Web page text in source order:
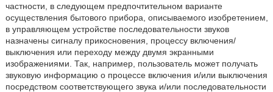
частности, в следующем предпочтительном варианте
осуществления бытового прибора, описываемого изобретением,
в управляющем устройстве последовательности звуков
назначены сигналу прикосновения, процессу включения/
выключения или переходу между двумя экранными
изображениями. Так, например, пользователь может получать
звуковую информацию о процессе включения и/или выключения
посредством соответствующего звука и/или последовательности